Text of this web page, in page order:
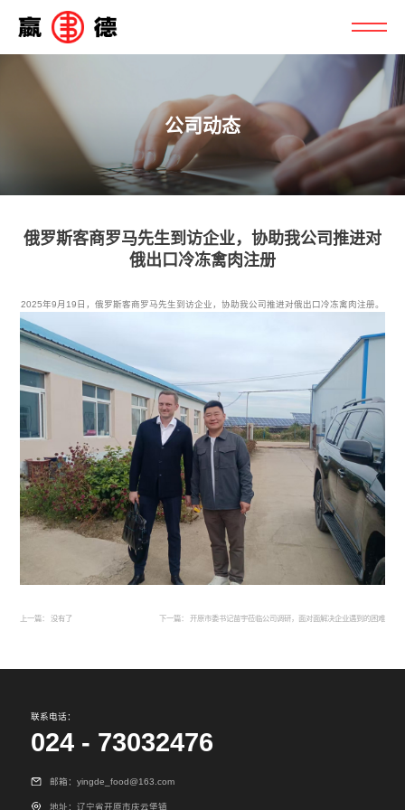
公司动态
俄罗斯客商罗马先生到访企业，协助我公司推进对
俄出口冷冻禽肉注册
2025年9月19日，俄罗斯客商罗马先生到访企业，协助我公司推进对俄出口冷冻禽肉注册。
上一篇： 没有了 下一篇： 开原市委书记苗宇莅临公司调研，面对面解决企业遇到的困难
联系电话：
024 - 73032476
邮箱：yingde_food@163.com
地址：辽宁省开原市庆云堡镇